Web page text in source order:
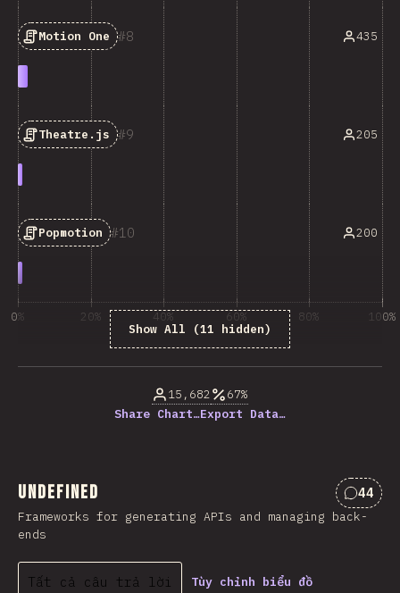
8
Motion One 435
9
Theatre.js 205
10
Popmotion 200
Show All (11 hidden)
0% 20% 40% 60% 80% 100%
15,682
67%
Share Chart…Export Data…
undefined
Nhận
44
Frameworks for generating APIs and managing back-
ends
Tất cả câu trả lời Tùy chỉnh biểu đồ